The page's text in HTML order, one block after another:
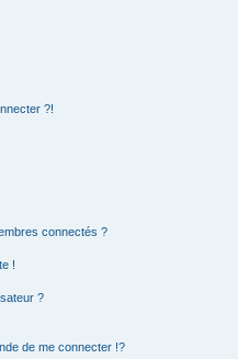
?!
connectés ?
!
?
de me connecter !?